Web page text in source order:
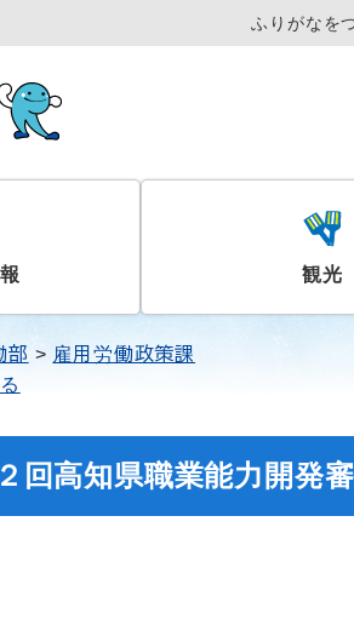
ふりがなを
観光
部
雇用労働政策課
回高知県職業能力開発